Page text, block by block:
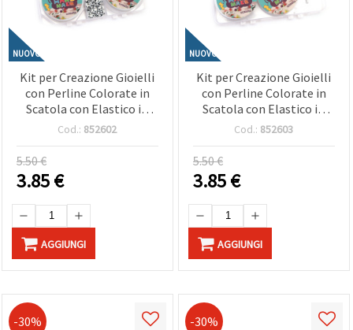
NUOVO
Kit per Creazione Gioielli
con Perline Colorate in
Scatola con Elastico in
Silicone - Colori Assortiti
Gioielli Fai da Te
Cod.: 852602
5.50 €
3.85€
AGGIUNGI
NUOVO
Kit per Creazione Gioielli
con Perline Colorate in
Scatola con Elastico in
Silicone e Forbici - Colori
Cod.: 852603
5.50 €
3.85€
AGGIUNGI
-30% -30%